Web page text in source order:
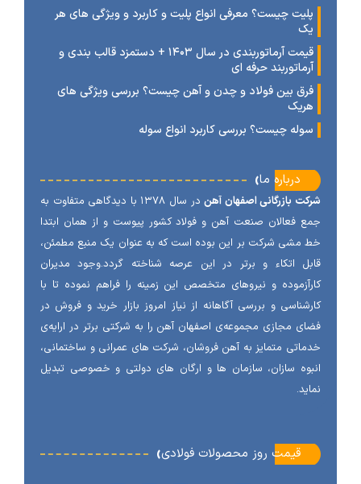
چیست؟ معرفی انواع پلیت و کاربرد و ویژگی های هر
قیمت آرماتوربندی در سال ۱۴۰۳ + دستمزد قالب بندی و
حرفه ای
بین فولاد و چدن و آهن چیست؟ بررسی ویژگی های
چیست؟ بررسی کاربرد انواع سوله
درباره ما
بازرگانی اصفهان آهن
در سال ۱۳۷۸ با دیدگاهی متفاوت به
فعالان صنعت آهن و فولاد کشور پیوست و از همان ابتدا
مشی شرکت بر این بوده است که به عنوان یک منبع مطمئن،
اتکاء و برتر در این عرصه شناخته گردد.وجود مدیران
و نیروهای متخصص این زمینه را فراهم نموده تا با
و بررسی آگاهانه از نیاز امروز بازار خرید و فروش در
مجازی مجموعه‌ی اصفهان آهن را به شرکتی برتر در ارایه‌ی
متمایز به آهن فروشان، شرکت های عمرانی و ساختمانی،
سازان، سازمان ها و ارگان های دولتی و خصوصی تبدیل
‹قیمت روز محصولات فولادی